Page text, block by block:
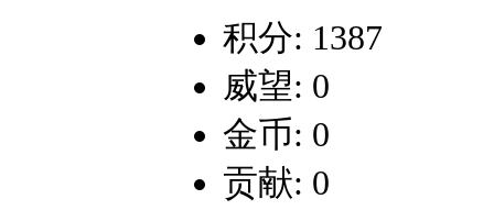
积分: 1387
威望: 0
金币: 0
贡献: 0